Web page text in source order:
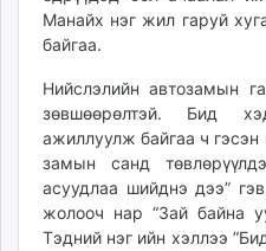
Манайх нэг жил гаруй
байгаа.
Нийслэлийн автозамын
зөвшөөрөлтэй. Бид
ажиллуулж байгаа ч гэсэн
замын санд
асуудлаа шийднэ дээ”
жолооч нар “Зай байна
Тэдний нэг ийн хэллээ